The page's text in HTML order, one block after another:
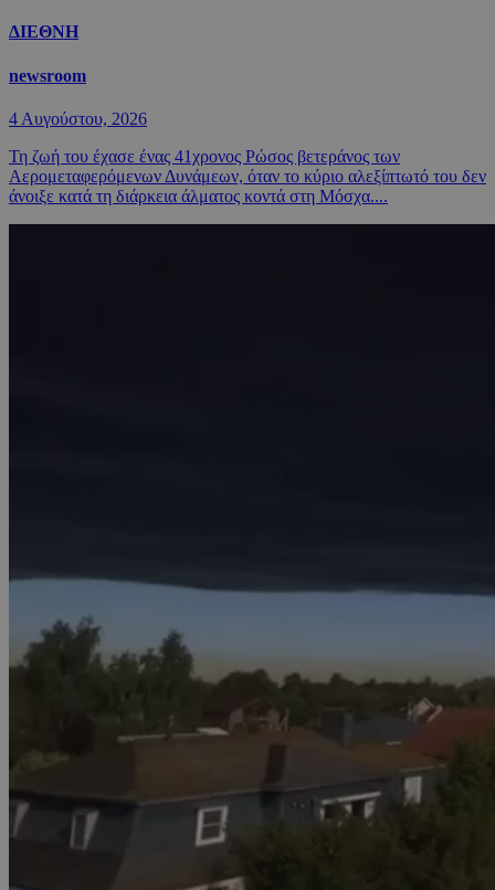
ΔΙΕΘΝΗ
newsroom
4 Αυγούστου, 2026
Τη ζωή του έχασε ένας 41χρονος Ρώσος βετεράνος των
Αερομεταφερόμενων Δυνάμεων, όταν το κύριο αλεξίπτωτό του δεν
άνοιξε κατά τη διάρκεια άλματος κοντά στη Μόσχα....